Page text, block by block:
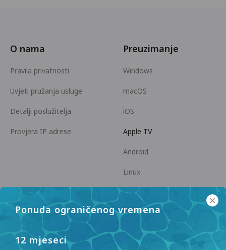
Ponuda ograničenog vremena
12 mjeseci
O nama
Pravila privatnosti
Uvjeti pružanja usluge
Detalji poslužitelja
Provjera IP adrese
Preuzimanje
Windows
macOS
iOS
Apple TV
Android
Linux
Android TV
Centar za pomoć
panda7x24@gmail.com
Suradnja
Postani partner